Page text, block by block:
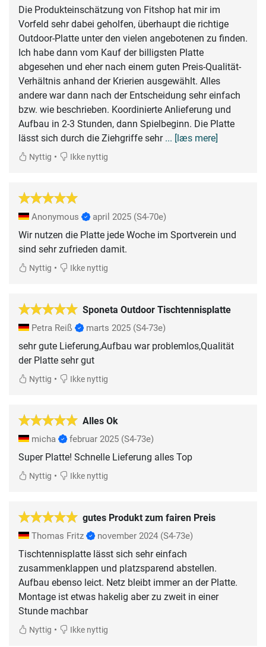
Die Produkteinschätzung von Fitshop hat mir im
Vorfeld sehr dabei geholfen, überhaupt die richtige
Outdoor-Platte unter den vielen angebotenen zu finden.
Ich habe dann vom Kauf der billigsten Platte
abgesehen und eher nach einem guten Preis-Qualität-
Verhältnis anhand der Krierien ausgewählt. Alles
andere war dann nach der Entscheidung sehr einfach
bzw. wie beschrieben. Koordinierte Anlieferung und
Aufbau in 2-3 Stunden, dann Spielbeginn. Die Platte
lässt sich durch die Ziehgriffe sehr ... [læs mere]
Nyttig • Ikke nyttig
Anonymous april 2025 (S4-70e)
Wir nutzen die Platte jede Woche im Sportverein und
sind sehr zufrieden damit.
Nyttig • Ikke nyttig
Sponeta Outdoor Tischtennisplatte
Petra Reiß marts 2025 (S4-73e)
sehr gute Lieferung,Aufbau war problemlos,Qualität
der Platte sehr gut
Nyttig • Ikke nyttig
Alles Ok
micha februar 2025 (S4-73e)
Super Platte! Schnelle Lieferung alles Top
Nyttig • Ikke nyttig
gutes Produkt zum fairen Preis
Thomas Fritz november 2024 (S4-73e)
Tischtennisplatte lässt sich sehr einfach
zusammenklappen und platzsparend abstellen.
Aufbau ebenso leict. Netz bleibt immer an der Platte.
Montage ist etwas hakelig aber zu zweit in einer
Stunde machbar
Nyttig • Ikke nyttig